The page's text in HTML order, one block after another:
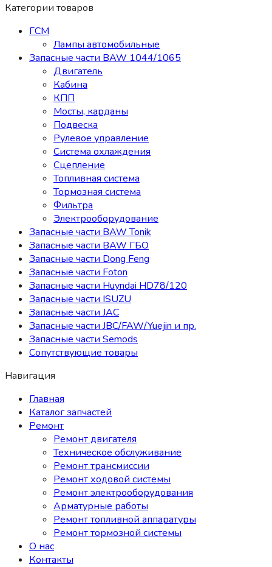
Категории товаров
ГСМ
Лампы автомобильные
Запасные части BAW 1044/1065
Двигатель
Кабина
КПП
Мосты, карданы
Подвеска
Рулевое управление
Система охлаждения
Сцепление
Топливная система
Тормозная система
Фильтра
Электрооборудование
Запасные части BAW Tonik
Запасные части BAW ГБО
Запасные части Dong Feng
Запасные части Foton
Запасные части Huyndai HD78/120
Запасные части ISUZU
Запасные части JAC
Запасные части JBC/FAW/Yuejin и пр.
Запасные части Semods
Сопутствующие товары
Навигация
Главная
Каталог запчастей
Ремонт
Ремонт двигателя
Техническое обслуживание
Ремонт трансмиссии
Ремонт ходовой системы
Ремонт электрооборудования
Арматурные работы
Ремонт топливной аппаратуры
Ремонт тормозной системы
О нас
Контакты